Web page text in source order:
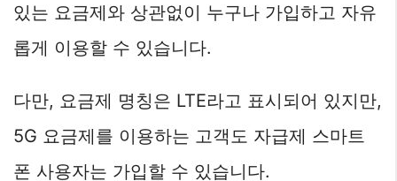
있는 요금제와 상관없이 누구나 가입하고 자유
롭게 이용할 수 있습니다.
다만, 요금제 명칭은 LTE라고 표시되어 있지만,
5G 요금제를 이용하는 고객도 자급제 스마트
폰 사용자는 가입할 수 있습니다.